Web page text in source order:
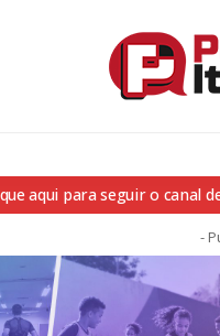
aqui para seguir o canal
-